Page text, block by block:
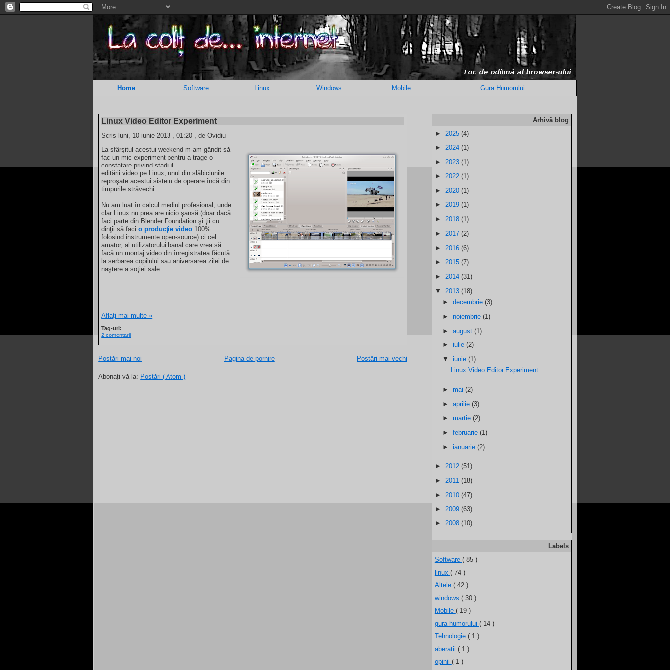
Home Software Linux Windows Mobile Gura Humorului
Linux Video Editor Experiment
Scris luni, 10 iunie 2013 , 01:20 , de Ovidiu
La sfârşitul acestui weekend m-am gândit să
fac un mic experiment pentru a trage o
constatare privind stadiul
editării video pe Linux, unul din slăbiciunile
reproşate acestui sistem de operare încă din
timpurile străvechi.
Nu am luat în calcul mediul profesional, unde
clar Linux nu prea are nicio şansă (doar dacă
faci parte din Blender Foundation şi ţii cu
dinţii să facio producţie video 100%
folosind instrumente open-source) ci cel
amator, al utilizatorului banal care vrea să
facă un montaj video din înregistratea făcută
la serbarea copilului sau aniversarea zilei de
naştere a soţiei sale.
Aflați mai multe »
Tag-uri:
2 comentarii
Postări mai noi Postări mai vechi
Pagina de pornire
Abonați-vă la: Postări ( Atom )
Arhivă blog
► 2025 (4)
► 2024 (1)
► 2023 (1)
► 2022 (1)
► 2020 (1)
► 2019 (1)
► 2018 (1)
► 2017 (2)
► 2016 (6)
► 2015 (7)
► 2014 (31)
▼ 2013 (18)
►decembrie(3)
►noiembrie(1)
►august(1)
►iulie(2)
▼iunie(1)
Linux Video Editor Experiment
►mai(2)
►aprilie(3)
►martie(2)
►februarie(1)
►ianuarie(2)
► 2012 (51)
► 2011 (18)
► 2010 (47)
► 2009 (63)
► 2008 (10)
Labels
Software ( 85 )
linux ( 74 )
Altele ( 42 )
windows ( 30 )
Mobile ( 19 )
gura humorului ( 14 )
Tehnologie ( 1 )
aberatii ( 1 )
opinii ( 1 )